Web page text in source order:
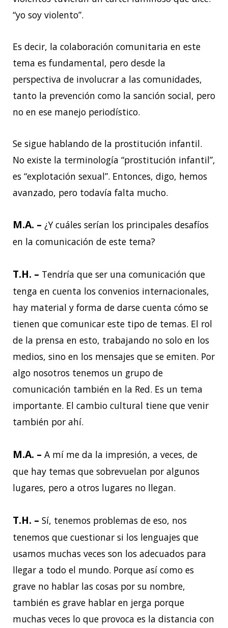
“yo soy violento”.
Es decir, la colaboración comunitaria en este
tema es fundamental, pero desde la
perspectiva de involucrar a las comunidades,
tanto la prevención como la sanción social, pero
no en ese manejo periodístico.
Se sigue hablando de la prostitución infantil.
No existe la terminología “prostitución infantil”,
es “explotación sexual”. Entonces, digo, hemos
avanzado, pero todavía falta mucho.
M.A. – ¿Y cuáles serían los principales desafíos
en la comunicación de este tema?
T.H. – Tendría que ser una comunicación que
tenga en cuenta los convenios internacionales,
hay material y forma de darse cuenta cómo se
tienen que comunicar este tipo de temas. El rol
de la prensa en esto, trabajando no solo en los
medios, sino en los mensajes que se emiten. Por
algo nosotros tenemos un grupo de
comunicación también en la Red. Es un tema
importante. El cambio cultural tiene que venir
también por ahí.
M.A. – A mí me da la impresión, a veces, de
que hay temas que sobrevuelan por algunos
lugares, pero a otros lugares no llegan.
T.H. – Sí, tenemos problemas de eso, nos
tenemos que cuestionar si los lenguajes que
usamos muchas veces son los adecuados para
llegar a todo el mundo. Porque así como es
grave no hablar las cosas por su nombre,
también es grave hablar en jerga porque
muchas veces lo que provoca es la distancia con